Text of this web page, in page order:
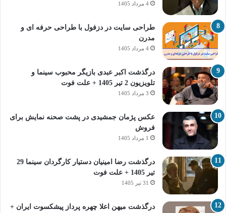
4 مرداد 1405
طراحی سایت در دزفول با طراحی حرفه‌ ای و
مدرن
4 مرداد 1405
درگذشت اکبر عبدی بازیگر محبوب سینما و
تلویزیون 2 تیر 1405 + علت فوت
3 مرداد 1405
عکس پژمان جمشیدی در پشت صحنه نمایش برای
فروش
1 مرداد 1405
درگذشت رضا امینیان دستیار کارگردان سینما 29
تیر 1405 + علت فوت
31 تیر 1405
درگذشت میهن اعلا چهره پرداز پیشکسوت ایران +